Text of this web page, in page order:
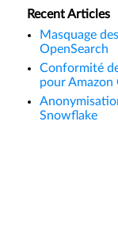
Recent Articles
Masquage
OpenSearch
Conformité
pour Amazon
Snowflake